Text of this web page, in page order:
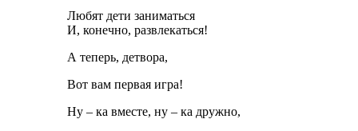
Любят дети заниматься
И, конечно, развлекаться!
А теперь, детвора,
Вот вам первая игра!
Ну – ка вместе, ну – ка дружно,